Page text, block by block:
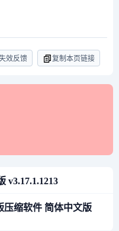
效反馈 复制本页链接
v3.17.1.1213
压缩软件 简体中文版